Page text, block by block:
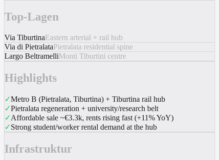
Top-Lagen
Via TiburtinaEastern arterial + rail hub
Via di PietralataPietralata residential spine
Largo BeltramelliMonti Tiburtini centre
Highlights
✓Metro B (Pietralata, Tiburtina) + Tiburtina rail hub
✓Pietralata regeneration + university/research belt
✓Affordable sale ~€3.3k, rents rising fast (+11% YoY)
✓Strong student/worker rental demand at the hub
Infrastruktur